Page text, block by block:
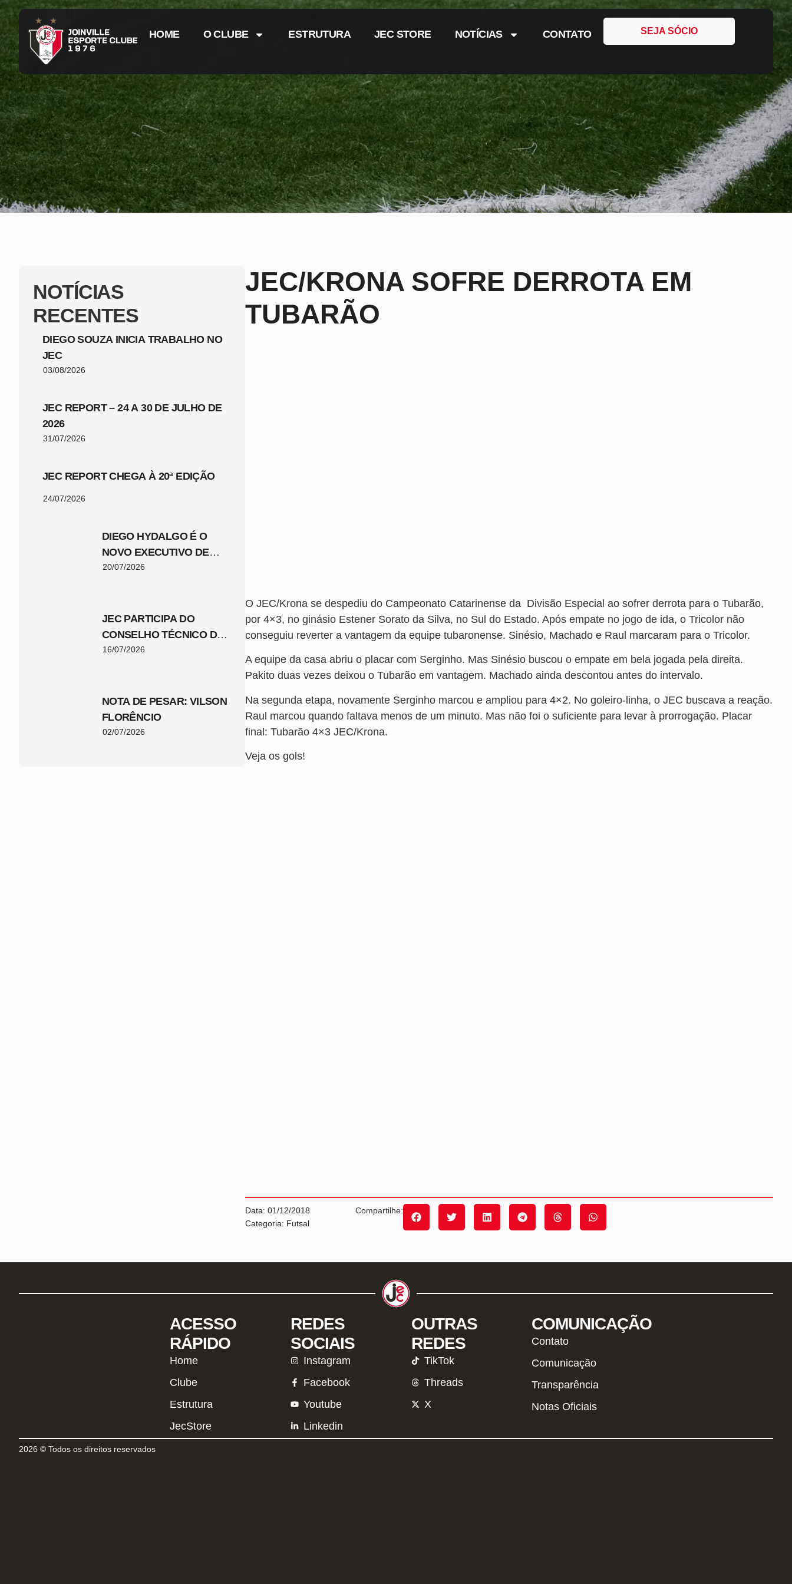
HOME O CLUBE ESTRUTURA JEC STORE NOTÍCIAS CONTATO SEJA SÓCIO
NOTÍCIAS
RECENTES
DIEGO SOUZA INICIA TRABALHO NO
JEC
03/08/2026
JEC REPORT – 24 A 30 DE JULHO DE
2026
31/07/2026
JEC REPORT CHEGA À 20ª EDIÇÃO
24/07/2026
DIEGO HYDALGO É O
NOVO EXECUTIVO DE
FUTEBOL DO JEC
20/07/2026
JEC PARTICIPA DO
CONSELHO TÉCNICO DA
COPA SANTA CATARINA
16/07/2026
NOTA DE PESAR: VILSON
FLORÊNCIO
02/07/2026
JEC/KRONA SOFRE DERROTA EM
TUBARÃO
O JEC/Krona se despediu do Campeonato Catarinense da Divisão Especial ao sofrer derrota para o Tubarão,
por 4×3, no ginásio Estener Sorato da Silva, no Sul do Estado. Após empate no jogo de ida, o Tricolor não
conseguiu reverter a vantagem da equipe tubaronense. Sinésio, Machado e Raul marcaram para o Tricolor.
A equipe da casa abriu o placar com Serginho. Mas Sinésio buscou o empate em bela jogada pela direita.
Pakito duas vezes deixou o Tubarão em vantagem. Machado ainda descontou antes do intervalo.
Na segunda etapa, novamente Serginho marcou e ampliou para 4×2. No goleiro-linha, o JEC buscava a reação.
Raul marcou quando faltava menos de um minuto. Mas não foi o suficiente para levar à prorrogação. Placar
final: Tubarão 4×3 JEC/Krona.
Veja os gols!
Data: 01/12/2018
Categoria: Futsal
Compartilhe:
ACESSO
RÁPIDO
Home
Clube
Estrutura
JecStore
REDES
SOCIAIS
Instagram
Facebook
Youtube
Linkedin
OUTRAS
REDES
TikTok
Threads
X
COMUNICAÇÃO
Contato
Comunicação
Transparência
Notas Oficiais
2026 © Todos os direitos reservados